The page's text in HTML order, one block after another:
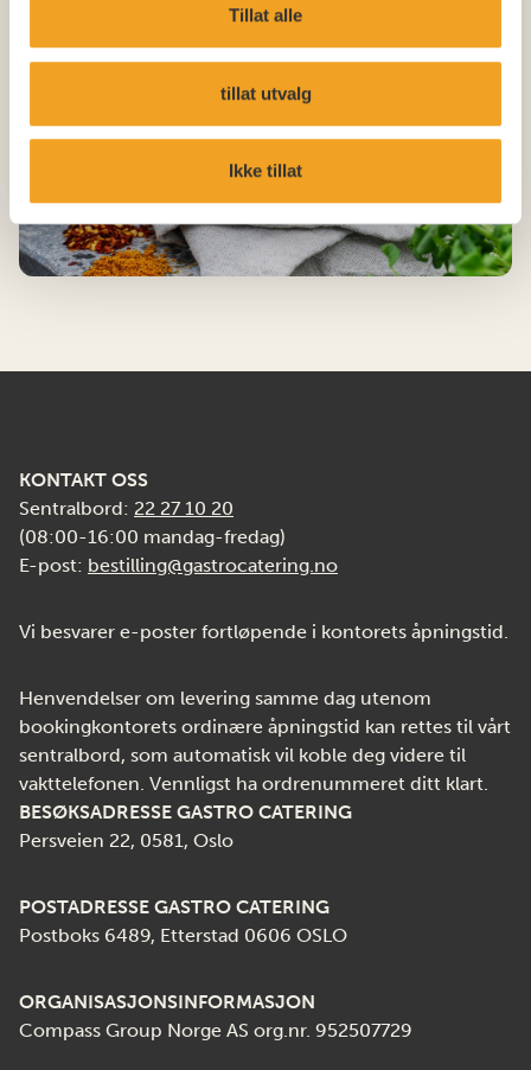
Tillat alle
tillat utvalg
Ikke tillat
KONTAKT OSS
Sentralbord: 22 27 10 20
(08:00-16:00 mandag-fredag)
E-post: bestilling@gastrocatering.no
Vi besvarer e-poster fortløpende i kontorets åpningstid.
Henvendelser om levering samme dag utenom
bookingkontorets ordinære åpningstid kan rettes til vårt
sentralbord, som automatisk vil koble deg videre til
vakttelefonen. Vennligst ha ordrenummeret ditt klart.
BESØKSADRESSE GASTRO CATERING
Persveien 22, 0581, Oslo
POSTADRESSE GASTRO CATERING
Postboks 6489, Etterstad 0606 OSLO
ORGANISASJONSINFORMASJON
Compass Group Norge AS org.nr. 952507729